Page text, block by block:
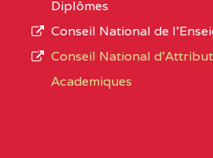
BAPTIST
L’offre
d’éducation
de
Diplômes
Conseil National de
Conseil National
Academiques